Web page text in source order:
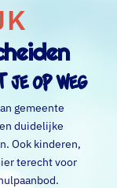
je op weg
gemeente
duidelijke
Ook kinderen,
terecht voor